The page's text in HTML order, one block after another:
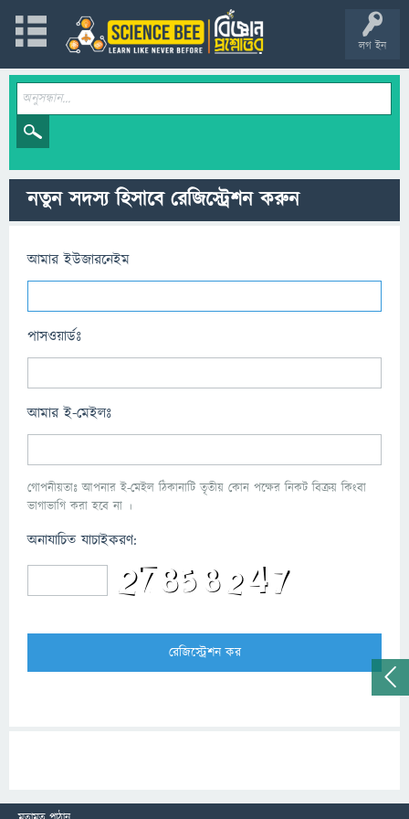
লগ ইন
নতুন সদস্য হিসাবে রেজিস্ট্রেশন করুন
আমার ইউজারনেইম
পাসওয়ার্ডঃ
আমার ই-মেইলঃ
গোপনীয়তাঃ আপনার ই-মেইল ঠিকানাটি তৃতীয় কোন পক্ষের নিকট বিক্রয় কিংবা
ভাগাভাগি করা হবে না ।
অনাযাচিত যাচাইকরণ: